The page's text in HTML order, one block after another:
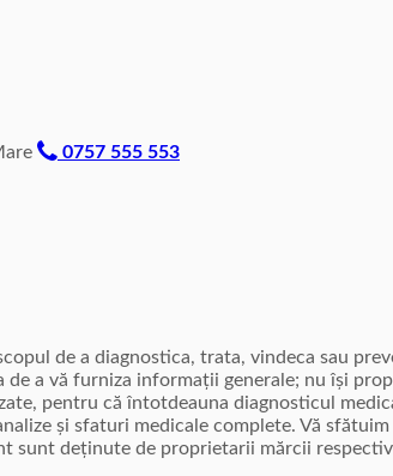
0757 555 553
de a diagnostica, trata, vindeca sau
a vă furniza informații generale; nu își
pentru că întotdeauna diagnosticul
și sfaturi medicale complete. Vă
sunt deținute de proprietarii mărcii